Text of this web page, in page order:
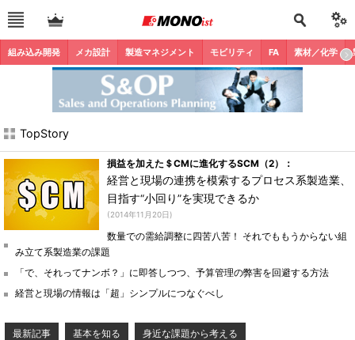
組み込み開発 メカ設計 製造マネジメント モビリティ FA 素材／化学
TopStory
損益を加えた＄CMに進化するSCM（2）：
経営と現場の連携を模索するプロセス系製造業、
目指す“小回り”を実現できるか
(2014年11月20日)
数量での需給調整に四苦八苦！ それでももうからない組
み立て系製造業の課題
「で、それってナンボ？」に即答しつつ、予算管理の弊害を回避する方法
経営と現場の情報は「超」シンプルにつなぐべし
最新記事 基本を知る
身近な課題から考える